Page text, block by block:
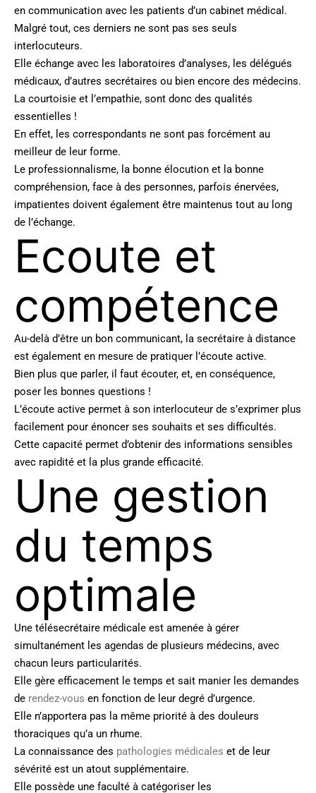
en communication avec les patients d’un cabinet médical.
Malgré tout, ces derniers ne sont pas ses seuls
interlocuteurs.
Elle échange avec les laboratoires d’analyses, les délégués
médicaux, d’autres secrétaires ou bien encore des médecins.
La courtoisie et l’empathie, sont donc des qualités
essentielles !
En effet, les correspondants ne sont pas forcément au
meilleur de leur forme.
Le professionnalisme, la bonne élocution et la bonne
compréhension, face à des personnes, parfois énervées,
impatientes doivent également être maintenus tout au long
de l’échange.
Ecoute et
compétence
Au-delà d’être un bon communicant, la secrétaire à distance
est également en mesure de pratiquer l’écoute active.
Bien plus que parler, il faut écouter, et, en conséquence,
poser les bonnes questions !
L’écoute active permet à son interlocuteur de s’exprimer plus
facilement pour énoncer ses souhaits et ses difficultés.
Cette capacité permet d’obtenir des informations sensibles
avec rapidité et la plus grande efficacité.
Une gestion
du temps
optimale
Une télésecrétaire médicale est amenée à gérer
simultanément les agendas de plusieurs médecins, avec
chacun leurs particularités.
Elle gère efficacement le temps et sait manier les demandes
de rendez-vous en fonction de leur degré d’urgence.
Elle n’apportera pas la même priorité à des douleurs
thoraciques qu’a un rhume.
La connaissance des pathologies médicales et de leur
sévérité est un atout supplémentaire.
Elle possède une faculté à catégoriser les